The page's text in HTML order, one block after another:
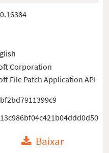
Corporation
File Patch Application API
Baixar